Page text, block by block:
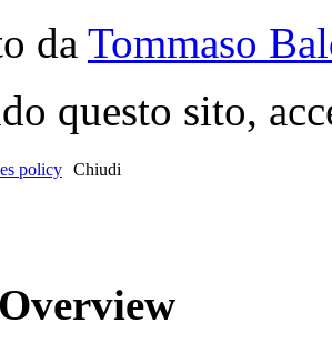
da Tommaso
questo sito,
policy Chiudi